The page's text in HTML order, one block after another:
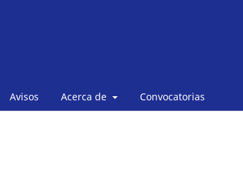
Avisos Acerca de Convocatorias